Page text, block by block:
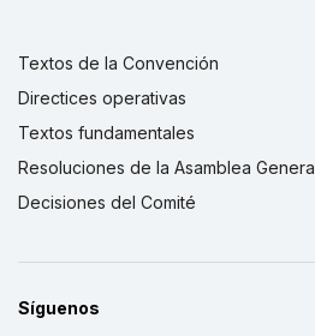
Textos de la Convención
Directices operativas
Textos fundamentales
Resoluciones de la Asamblea General
Decisiones del Comité
Síguenos